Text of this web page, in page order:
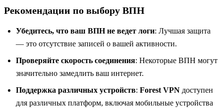
Рекомендации по выбору ВПН
Убедитесь, что ваш ВПН не ведет логи: Лучшая защита
— это отсутствие записей о вашей активности.
Проверяйте скорость соединения: Некоторые ВПН могут
значительно замедлить ваш интернет.
Поддержка различных устройств: Forest VPN доступен
для различных платформ, включая мобильные устройства